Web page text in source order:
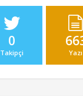
0
Takipçi Yazı